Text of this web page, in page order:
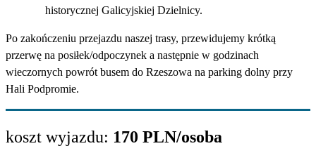
historycznej Galicyjskiej Dzielnicy.
Po zakończeniu przejazdu naszej trasy, przewidujemy krótką
przerwę na posiłek/odpoczynek a następnie w godzinach
wieczornych powrót busem do Rzeszowa na parking dolny przy
Hali Podpromie.
koszt wyjazdu: 170 PLN/osoba